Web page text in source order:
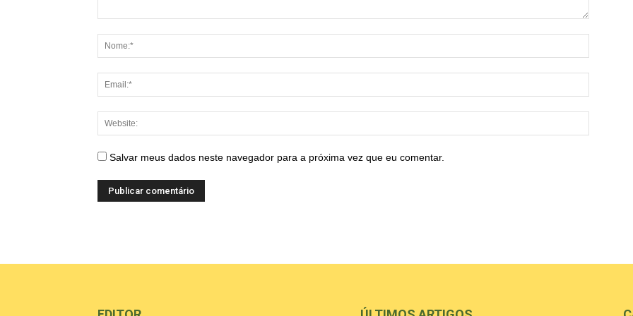
Salvar meus dados neste navegador para a próxima vez que eu comentar.